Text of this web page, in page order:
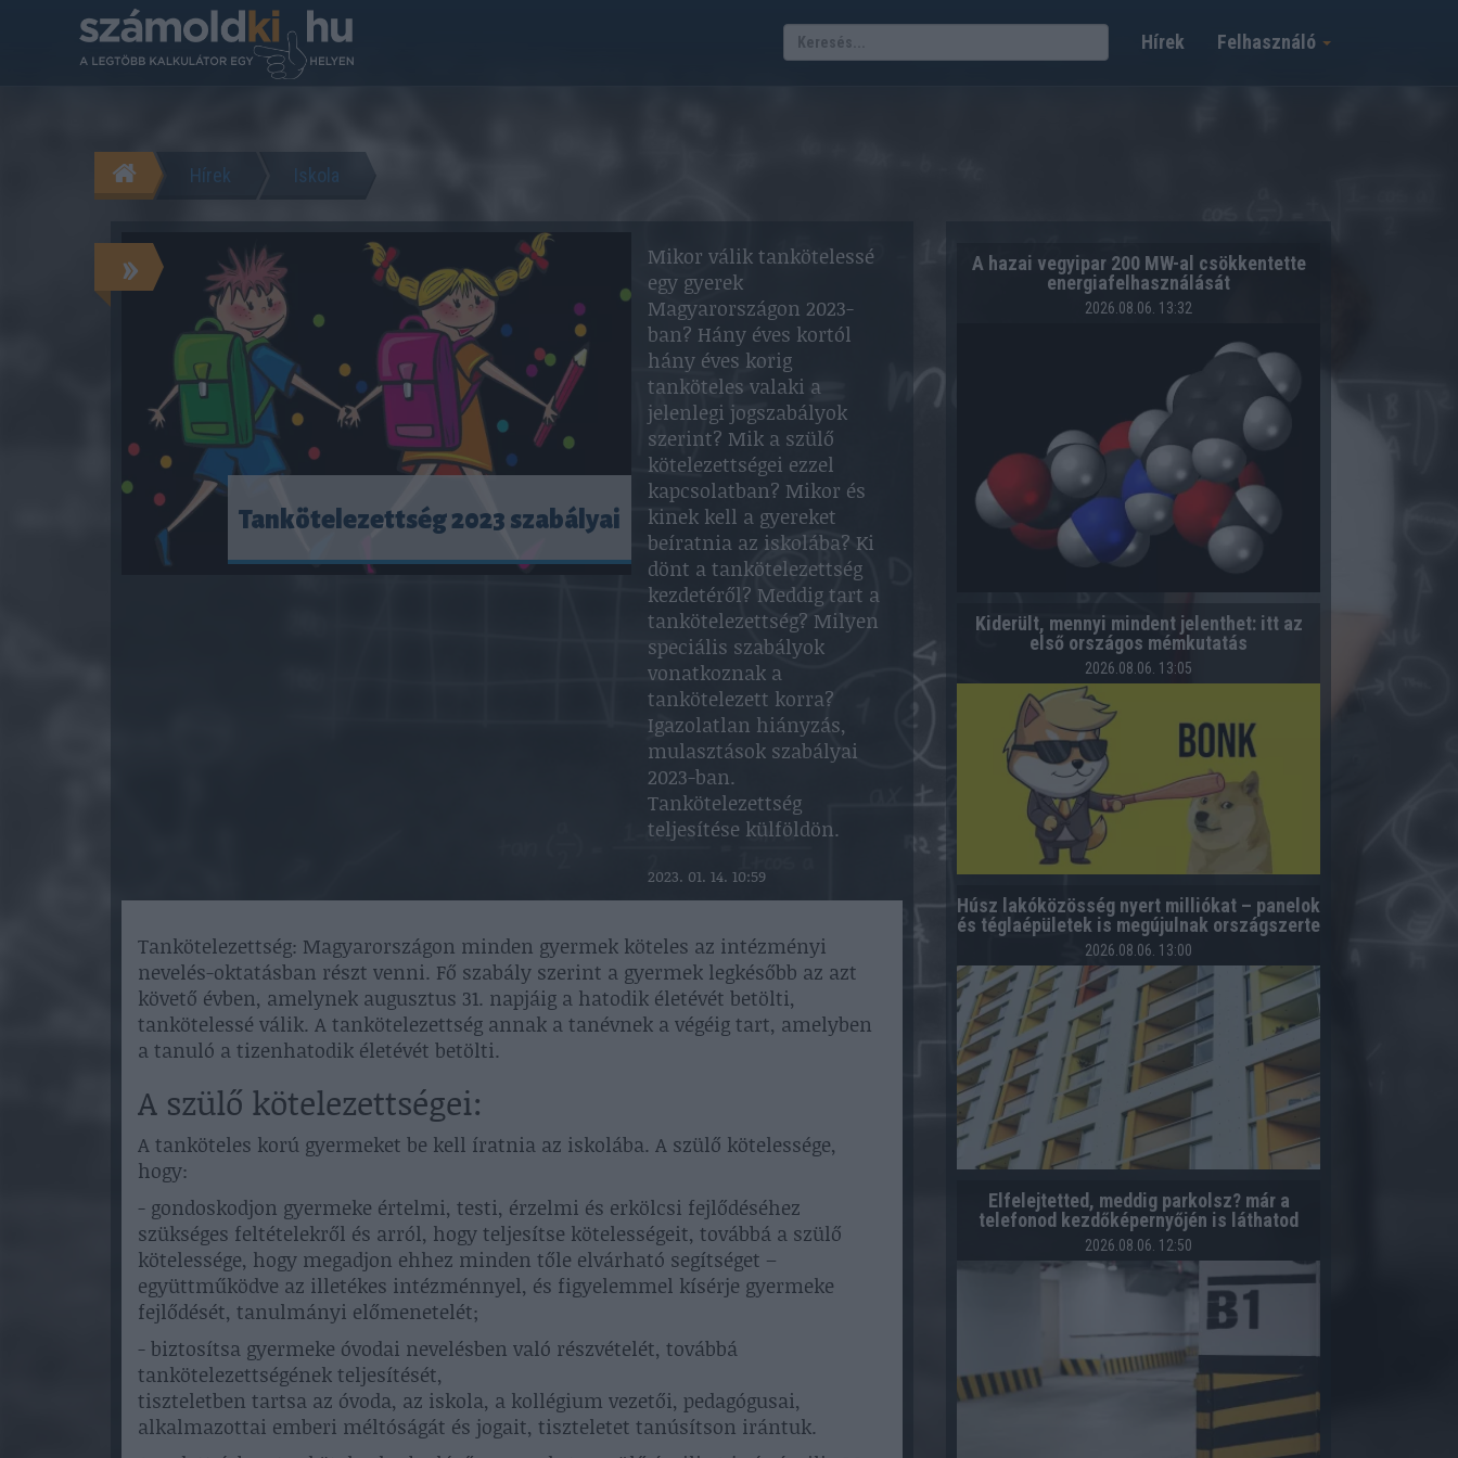
Felhasználó
Hírek
Hírek Iskola
»
Tankötelezettség 2023 szabályai
Mikor válik tankötelessé
egy gyerek
Magyarországon 2023-
ban? Hány éves kortól
hány éves korig
tanköteles valaki a
jelenlegi jogszabályok
szerint? Mik a szülő
kötelezettségei ezzel
kapcsolatban? Mikor és
kinek kell a gyereket
beíratnia az iskolába? Ki
dönt a tankötelezettség
kezdetéről? Meddig tart a
tankötelezettség? Milyen
speciális szabályok
vonatkoznak a
tankötelezett korra?
Igazolatlan hiányzás,
mulasztások szabályai
2023-ban.
Tankötelezettség
teljesítése külföldön.
2023. 01. 14. 10:59
Tankötelezettség: Magyarországon minden gyermek köteles az intézményi
nevelés-oktatásban részt venni. Fő szabály szerint a gyermek legkésőbb az azt
követő évben, amelynek augusztus 31. napjáig a hatodik életévét betölti,
tankötelessé válik. A tankötelezettség annak a tanévnek a végéig tart, amelyben
a tanuló a tizenhatodik életévét betölti.
A szülő kötelezettségei:
A tanköteles korú gyermeket be kell íratnia az iskolába. A szülő kötelessége,
hogy:
- gondoskodjon gyermeke értelmi, testi, érzelmi és erkölcsi fejlődéséhez
szükséges feltételekről és arról, hogy teljesítse kötelességeit, továbbá a szülő
kötelessége, hogy megadjon ehhez minden tőle elvárható segítséget –
együttműködve az illetékes intézménnyel, és figyelemmel kísérje gyermeke
fejlődését, tanulmányi előmenetelét;
- biztosítsa gyermeke óvodai nevelésben való részvételét, továbbá
tankötelezettségének teljesítését,
tiszteletben tartsa az óvoda, az iskola, a kollégium vezetői, pedagógusai,
alkalmazottai emberi méltóságát és jogait, tiszteletet tanúsítson irántuk.
A hazai vegyipar 200 MW-al csökkentette
energiafelhasználását
2026.08.06. 13:32
Kiderült, mennyi mindent jelenthet: itt az
első országos mémkutatás
2026.08.06. 13:05
Húsz lakóközösség nyert milliókat – panelok
és téglaépületek is megújulnak országszerte
2026.08.06. 13:00
Elfelejtetted, meddig parkolsz? már a
telefonod kezdőképernyőjén is láthatod
2026.08.06. 12:50